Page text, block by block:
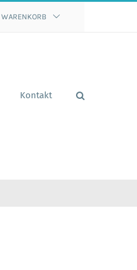
WARENKORB
Kontakt